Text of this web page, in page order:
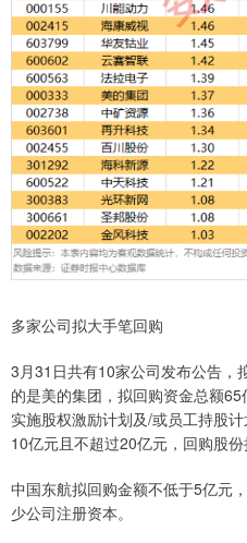
多家公司拟大手笔回购
3月31日共有10家公司发布公告，
的是美的集团，拟回购资金总额
实施股权激励计划及/或员工持股
10亿元且不超过20亿元，回购股份
中国东航拟回购金额不低于5亿元
少公司注册资本。